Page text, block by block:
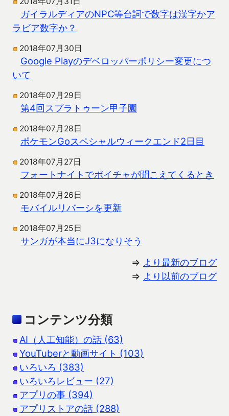
ガイラルディアのNPC等台詞で数字は漢字かア
ラビア数字か？
2018年07月30日
Google Playのデベロッパーポリシー変更につ
いて
2018年07月29日
第4回スプラトゥーン甲子園
2018年07月28日
ポケモンGoスペシャルウィークエンド2日目
2018年07月27日
フォートナイトでボイチャが聞こえてくるとき
2018年07月26日
モバイルリバーシを更新
2018年07月25日
サンガが本当にJ3になりそう
⇒ より最新のブログ
⇒ より以前のブログ
コンテンツ分類
AI（人工知能）の話 (63)
YouTuberと動画サイト (103)
いろいろ (383)
いろいろレビュー (27)
アプリの事 (394)
アプリストアの話 (288)